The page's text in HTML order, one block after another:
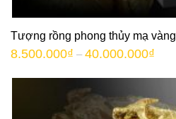
Tượng rồng phong thủy mạ vàng
8.500.000₫ – 40.000.000₫